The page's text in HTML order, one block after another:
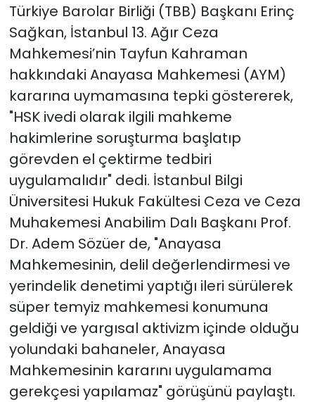
Türkiye Barolar Birliği (TBB) Başkanı Erinç
Sağkan, İstanbul 13. Ağır Ceza
Mahkemesi’nin Tayfun Kahraman
hakkındaki Anayasa Mahkemesi (AYM)
kararına uymamasına tepki göstererek,
"HSK ivedi olarak ilgili mahkeme
hakimlerine soruşturma başlatıp
görevden el çektirme tedbiri
uygulamalıdır" dedi. İstanbul Bilgi
Üniversitesi Hukuk Fakültesi Ceza ve Ceza
Muhakemesi Anabilim Dalı Başkanı Prof.
Dr. Adem Sözüer de, "Anayasa
Mahkemesinin, delil değerlendirmesi ve
yerindelik denetimi yaptığı ileri sürülerek
süper temyiz mahkemesi konumuna
geldiği ve yargısal aktivizm içinde olduğu
yolundaki bahaneler, Anayasa
Mahkemesinin kararını uygulamama
gerekçesi yapılamaz" görüşünü paylaştı.